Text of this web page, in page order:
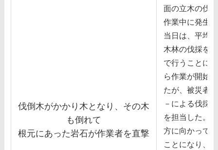
伐倒⽊がかかり⽊となり、その⽊
も倒れて
根元にあった岩⽯が作業者を直撃
⾯の⽴⽊の伐採
作業中に発⽣
当⽇は、平均
⽊林の伐採を4
で⾏うことに
ら作業が開始
たが、被災者
－による伐採
を担当した。
⽅に向かって
ことになり、